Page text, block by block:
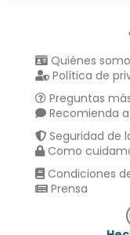
Quiénes
Política de
Preguntas
Recomienda
Seguridad de
Como
Condiciones
Prensa